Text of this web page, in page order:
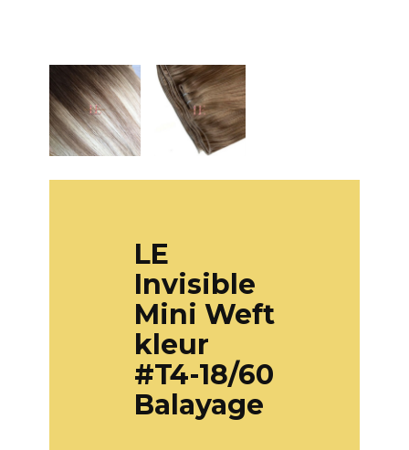
LE
Invisible
Mini Weft
kleur
#T4-18/60
Balayage